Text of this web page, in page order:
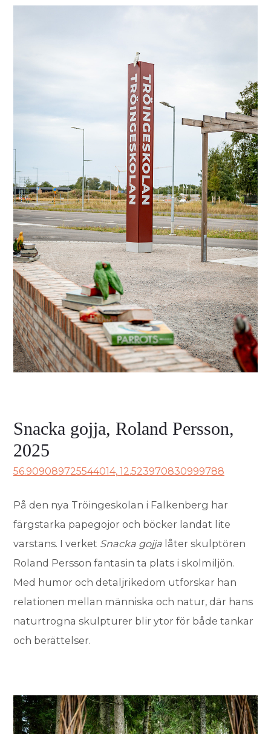
Snacka gojja, Roland Persson,
2025
56.909089725544014, 12.523970830999788
På den nya Tröingeskolan i Falkenberg har
färgstarka papegojor och böcker landat lite
varstans. I verket Snacka gojjalåter skulptören
Roland Persson fantasin ta plats i skolmiljön.
Med humor och detaljrikedom utforskar han
relationen mellan människa och natur, där hans
naturtrogna skulpturer blir ytor för både tankar
och berättelser.